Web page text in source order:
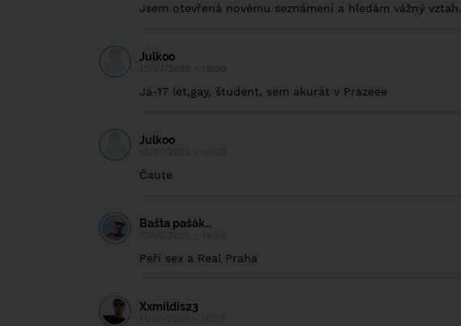
Jsem otevřená novému seznámení a hledám vážný vztah.
Julkoo
Já-17 let,gay, študent, sem akurát v Prazeee
Julkoo
Čaute
Bašta pašák…
Peří sex a Real Praha
Xxmildis23